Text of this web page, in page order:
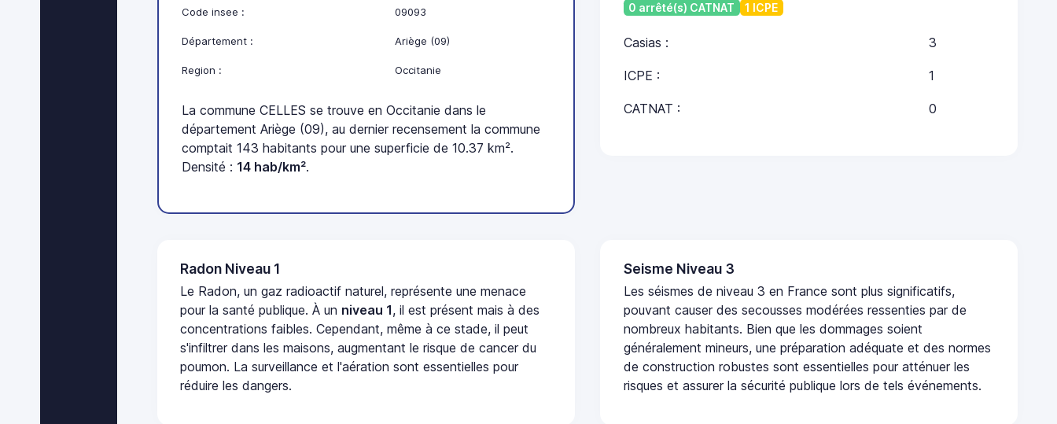
Code insee : 09093
Département : Ariège (09)
Region : Occitanie
La commune CELLES se trouve en Occitanie dans le
département Ariège (09), au dernier recensement la commune
comptait 143 habitants pour une superficie de 10.37 km².
Densité : 14 hab/km².
0 arrêté(s) CATNAT
1 ICPE
Casias : 3
ICPE : 1
CATNAT : 0
Radon Niveau 1
Le Radon, un gaz radioactif naturel, représente une menace
pour la santé publique. À un niveau 1, il est présent mais à des
concentrations faibles. Cependant, même à ce stade, il peut
s'infiltrer dans les maisons, augmentant le risque de cancer du
poumon. La surveillance et l'aération sont essentielles pour
réduire les dangers.
Seisme Niveau 3
Les séismes de niveau 3 en France sont plus significatifs,
pouvant causer des secousses modérées ressenties par de
nombreux habitants. Bien que les dommages soient
généralement mineurs, une préparation adéquate et des normes
de construction robustes sont essentielles pour atténuer les
risques et assurer la sécurité publique lors de tels événements.